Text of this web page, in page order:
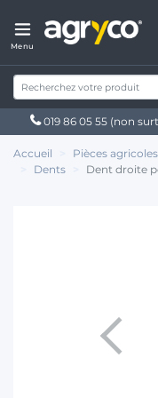
Menu
019 86 05 55 (non
Accueil Pièces agricoles
Dents
Dent droite